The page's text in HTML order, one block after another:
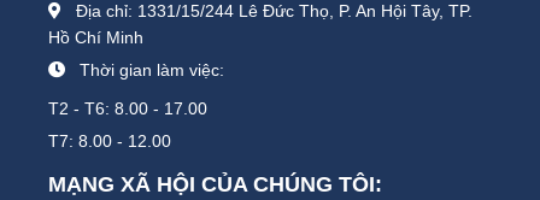
Địa chỉ: 1331/15/244 Lê Đức Thọ, P. An Hội Tây, TP.
Hồ Chí Minh
Thời gian làm việc:
T2 - T6: 8.00 - 17.00
T7: 8.00 - 12.00
MẠNG XÃ HỘI CỦA CHÚNG TÔI: